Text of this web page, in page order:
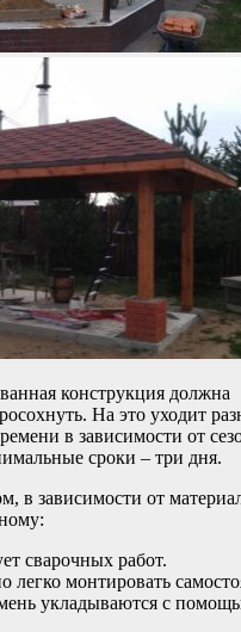
конструкция должна
На это уходит
в зависимости от
сроки – три дня.
в зависимости от
сварочных работ.
легко монтировать
укладываются с